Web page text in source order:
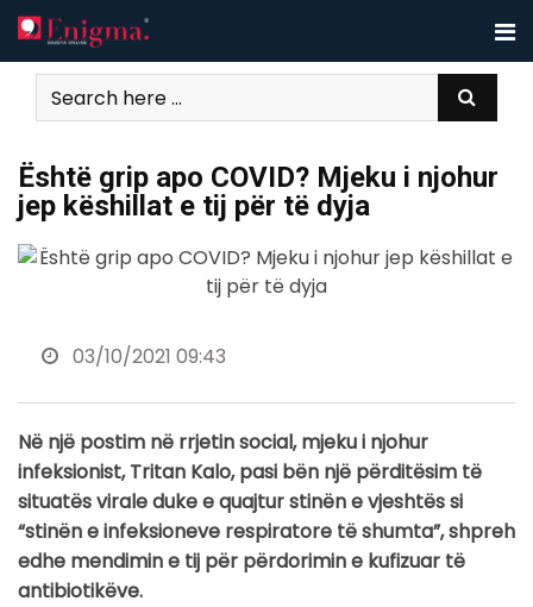
Skip
to
content
Është grip apo COVID? Mjeku i njohur
jep këshillat e tij për të dyja
03/10/2021 09:43
Në një postim në rrjetin social, mjeku i njohur
infeksionist, Tritan Kalo, pasi bën një përditësim të
situatës virale duke e quajtur stinën e vjeshtës si
“stinën e infeksioneve respiratore të shumta”, shpreh
edhe mendimin e tij për përdorimin e kufizuar të
antibiotikëve.